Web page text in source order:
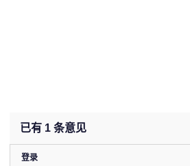
已有 1 条意见
登录